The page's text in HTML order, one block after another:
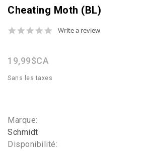
Cheating Moth (BL)
0.0
Write a review
19,99$CA
Sans les taxes
Marque:
Schmidt
Disponibilité: